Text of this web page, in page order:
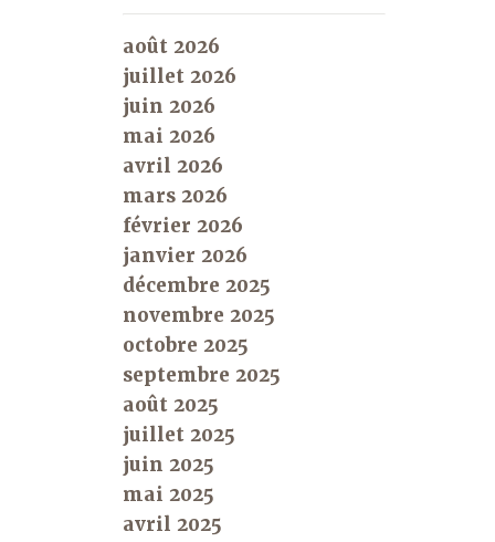
août 2026
juillet 2026
juin 2026
mai 2026
avril 2026
mars 2026
février 2026
janvier 2026
décembre 2025
novembre 2025
octobre 2025
septembre 2025
août 2025
juillet 2025
juin 2025
mai 2025
avril 2025